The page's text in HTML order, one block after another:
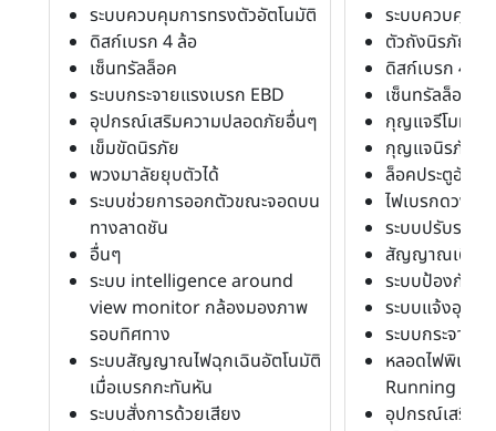
ระบบควบคุมการทรงตัวอัตโนมัติ
ดิสก์เบรก 4 ล้อ
เซ็นทรัลล็อค
ระบบกระจายแรงเบรก EBD
อุปกรณ์เสริมความปลอดภัยอื่นๆ
เข็มขัดนิรภัย
พวงมาลัยยุบตัวได้
ระบบช่วยการออกตัวขณะจอดบน
ทางลาดชัน
อื่นๆ
ระบบ intelligence around
view monitor กล้องมองภาพ
รอบทิศทาง
ระบบสัญญาณไฟฉุกเฉินอัตโนมัติ
เมื่อเบรกกะทันหัน
ระบบสั่งการด้วยเสียง
ระบบควบคุมก
ตัวถังนิรภัย
ดิสก์เบรก 4 ล้อ
เซ็นทรัลล็อค
กุญแจรีโมท
กุญแจนิรภัย
ล็อคประตูอัตโ
ไฟเบรกดวงที่ 3
ระบบปรับระยะ
สัญญาณเตือน
ระบบป้องกันก่
ระบบแจ้งอุปก
ระบบกระจายแ
หลอดไฟพิเศษ
Running
อุปกรณ์เสริม